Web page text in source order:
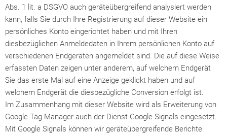
Abs. 1 lit. a DSGVO auch geräteübergreifend analysiert werden
kann, falls Sie durch Ihre Registrierung auf dieser Website ein
persönliches Konto eingerichtet haben und mit Ihren
diesbezüglichen Anmeldedaten in Ihrem persönlichen Konto auf
verschiedenen Endgeräten angemeldet sind. Die auf diese Weise
erfassten Daten zeigen unter anderem, auf welchem Endgerät
Sie das erste Mal auf eine Anzeige geklickt haben und auf
welchem Endgerät die diesbezügliche Conversion erfolgt ist.
Im Zusammenhang mit dieser Website wird als Erweiterung von
Google Tag Manager auch der Dienst Google Signals eingesetzt.
Mit Google Signals können wir geräteübergreifende Berichte